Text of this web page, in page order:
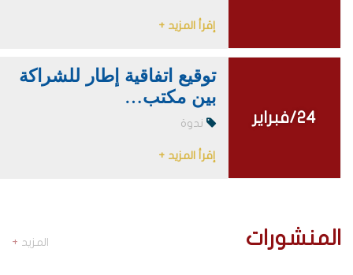
إقرأ المزيد +
24/فبراير
24/فبراير
توقيع اتفاقية إطار للشراكة
بين مكتب…
ندوة
إقرأ المزيد +
المنشورات المزيد +